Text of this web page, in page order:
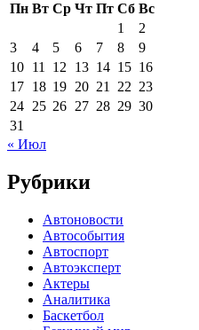
Пн Вт Ср Чт Пт Сб Вс
1
2
3
4 5 6 7 8
9
10 11 12 13 14 15 16
17 18 19 20 21 22 23
24 25 26 27 28 29 30
31
« Июл
Рубрики
Автоновости
Автособытия
Автоспорт
Автоэксперт
Актеры
Аналитика
Баскетбол